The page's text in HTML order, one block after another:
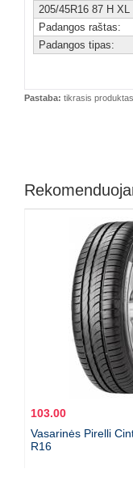
205/45R16 87 H XL
Padangos raštas:
Padangos tipas:
Pastaba: tikrasis
103.00
Vasarinės Pirelli
R16